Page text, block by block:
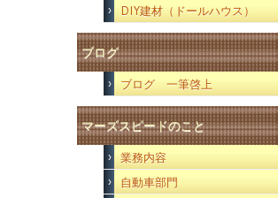
ルハウス）
DIY建材（ドールハウス）
ブログ
ブログ 一筆啓上
マーズスピードのこと
業務内容
自動車部門